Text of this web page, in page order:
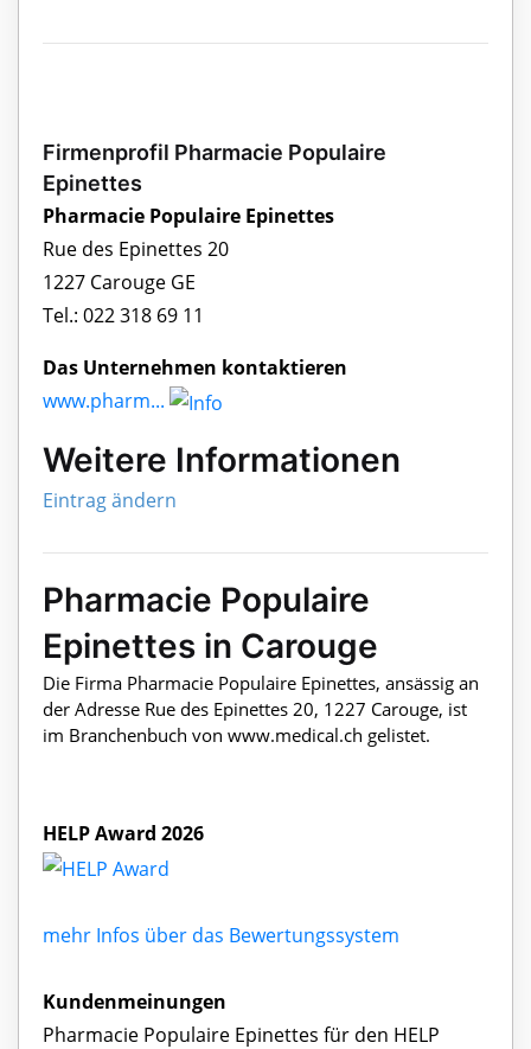
Firmenprofil Pharmacie Populaire
Epinettes
Pharmacie Populaire Epinettes
Rue des Epinettes 20
1227 Carouge GE
Tel.: 022 318 69 11
Das Unternehmen kontaktieren
www.pharm...
Weitere Informationen
Eintrag ändern
Pharmacie Populaire
Epinettes in Carouge
Die Firma Pharmacie Populaire Epinettes, ansässig an
der Adresse Rue des Epinettes 20, 1227 Carouge, ist
im Branchenbuch von www.medical.ch gelistet.
HELP Award 2026
mehr Infos über das Bewertungssystem
Kundenmeinungen
Pharmacie Populaire Epinettes für den HELP